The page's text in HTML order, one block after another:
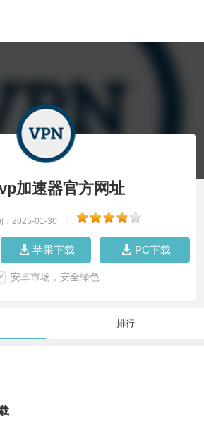
加速器官方网址
：2025-01-30
苹果下载 PC下载
安卓市场，安全绿色
排行